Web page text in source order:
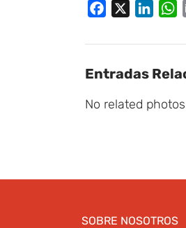
Facebook
Entradas
No related
SOBRE NOSOTROS